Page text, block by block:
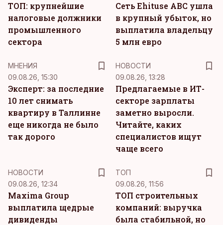
ТОП: крупнейшие
налоговые должники
промышленного
сектора
Сеть Ehituse ABC ушла
в крупный убыток, но
выплатила владельцу
5 млн евро
MНЕНИЯ
09.08.26, 15:30
Эксперт: за последние
10 лет снимать
квартиру в Таллинне
еще никогда не было
так дорого
НОВОСТИ
09.08.26, 13:28
Предлагаемые в ИТ-
секторе зарплаты
заметно выросли.
Читайте, каких
специалистов ищут
чаще всего
НОВОСТИ
09.08.26, 12:34
Maxima Group
выплатила щедрые
дивиденды
ТОП
09.08.26, 11:56
ТОП строительных
компаний: выручка
была стабильной, но